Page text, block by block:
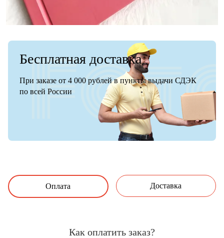
Бесплатная доставка
При заказе от 4 000 рублей в пункты выдачи СДЭК
по всей России
Оплата Доставка
Как оплатить заказ?